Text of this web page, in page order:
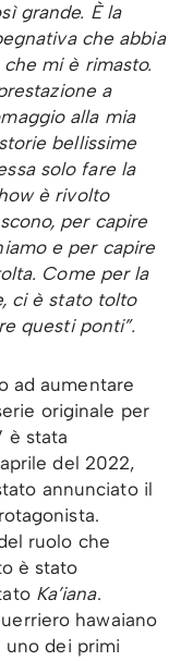
grande. È la
che abbia
mi è rimasto.
a
alla mia
bellissime
solo fare la
è rivolto
per capire
e per capire
Come per la
ci è stato tolto
questi ponti”.
ad aumentare
originale per
è stata
del 2022,
annunciato il
ruolo che
è stato
Ka’iana.
hawaiano
dei primi